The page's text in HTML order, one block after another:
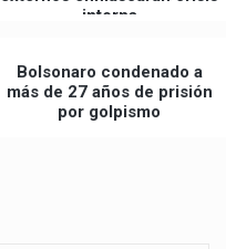
interna
Bolsonaro condenado a
más de 27 años de prisión
por golpismo